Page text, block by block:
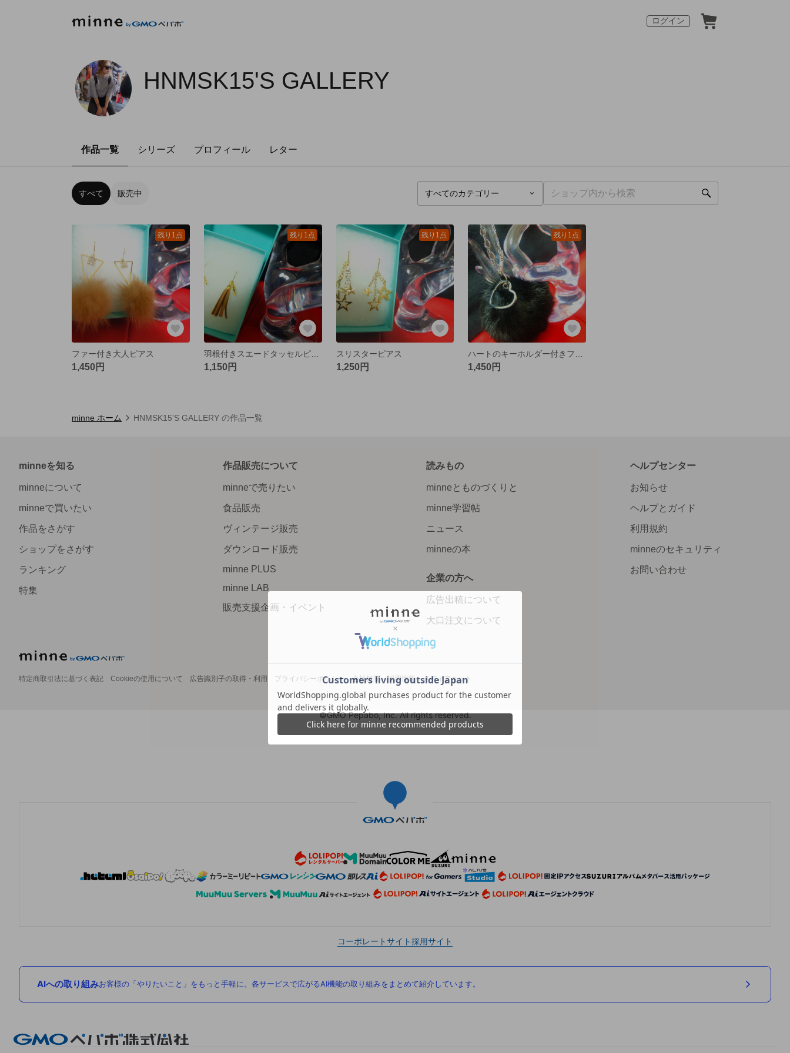
ログイン
HNMSK15'S GALLERY
作品一覧 シリーズ プロフィール レター
すべて 販売中
残り1点
ファー付き大人ピアス
1,450円
残り1点
羽根付きスエードタッセルピアス
1,150円
残り1点
スリスターピアス
1,250円
残り1点
1,450円
minne ホーム HNMSK15'S GALLERY の作品一覧
minneを知る
minneについて
minneで買いたい
作品をさがす
ショップをさがす
ランキング
特集
作品販売について
minneで売りたい
食品販売
ヴィンテージ販売
ダウンロード販売
minne PLUS
minne LAB
販売支援企画・イベント
読みもの
minneとものづくりと
minne学習帖
ニュース
minneの本
企業の方へ
広告出稿について
大口注文について
ヘルプセンター
お知らせ
ヘルプとガイド
利用規約
minneのセキュリティ
お問い合わせ
特定商取引法に基づく表記 Cookieの使用について 広告識別子の取得・利用 プライバシーポリシー 会社概要 採用情報 メディアキット
©GMO Pepabo, Inc. All rights reserved.
コーポレートサイト採用サイト
AIへの取り組みお客様の「やりたいこと」をもっと手軽に。各サービスで広がるAI機能の取り組みをまとめて紹介しています。